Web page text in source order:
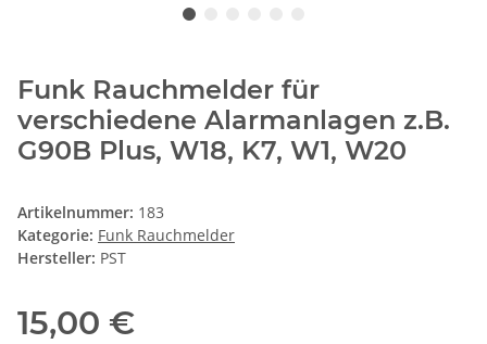
Funk Rauchmelder für
verschiedene Alarmanlagen z.B.
G90B Plus, W18, K7, W1, W20
Artikelnummer: 183
Kategorie: Funk Rauchmelder
Hersteller: PST
15,00 €